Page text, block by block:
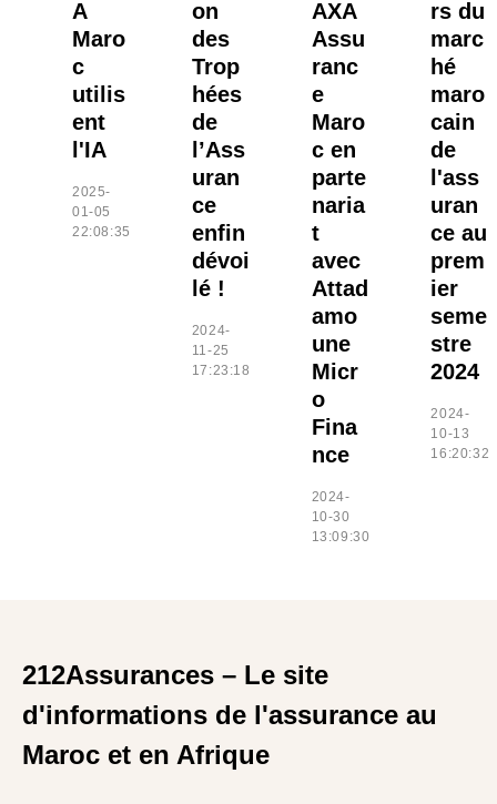
A
Maro
c
utilis
ent
l'IA
2025-
01-05
22:08:35
on
des
Trop
hées
de
l’Ass
uran
ce
enfin
dévoi
lé !
2024-
11-25
17:23:18
AXA
Assu
ranc
e
Maro
c en
parte
naria
t
avec
Attad
amo
une
Micr
o
Fina
nce
2024-
10-30
13:09:30
rs du
marc
hé
maro
cain
de
l'ass
uran
ce au
prem
ier
seme
stre
2024
2024-
10-13
16:20:32
212Assurances – Le site
d'informations de l'assurance au
Maroc et en Afrique